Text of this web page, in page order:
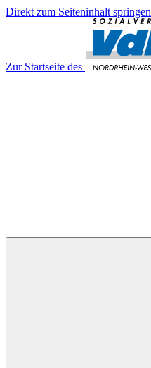
Direkt zum Seiteninhalt springen
Zur Startseite des